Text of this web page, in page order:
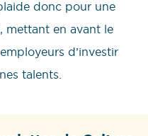
donc pour une
mettant en avant le
d’investir
talents.